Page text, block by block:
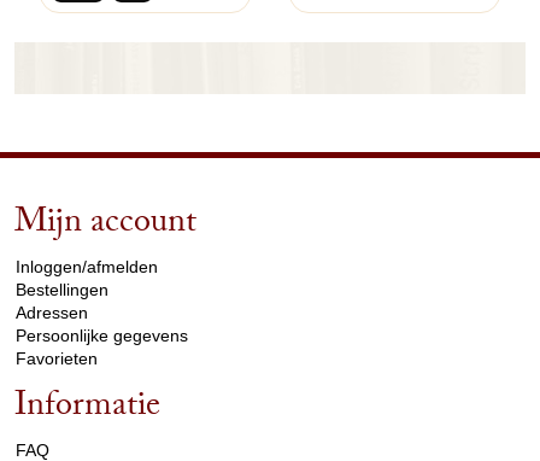
Mijn account
Inloggen/afmelden
Bestellingen
Adressen
Persoonlijke gegevens
Favorieten
Informatie
FAQ